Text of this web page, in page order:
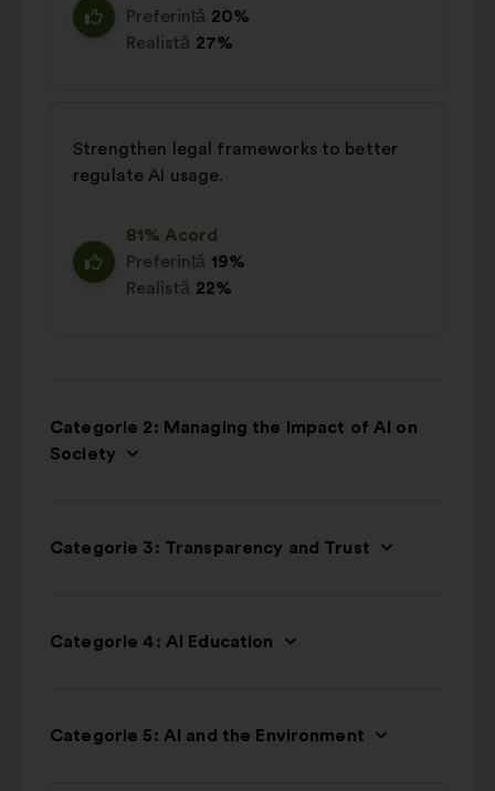
Preferință 20%
Realistă 27%
Strengthen legal frameworks to better
regulate AI usage.
81% Acord
Preferință 19%
Realistă 22%
Categorie 2: Managing the Impact of AI on
Society
Categorie 3: Transparency and Trust
Categorie 4: AI Education
Categorie 5: AI and the Environment